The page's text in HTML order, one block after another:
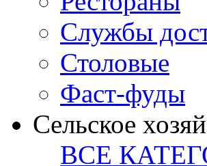
Службы
Столовые
Фаст-фуды
Сельское
ВСЕ